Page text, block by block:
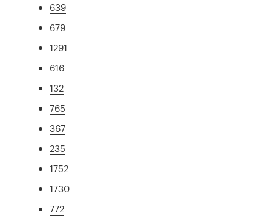
639
679
1291
616
132
765
367
235
1752
1730
772